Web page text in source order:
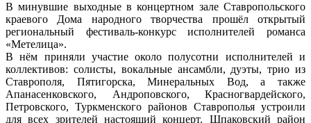
В минувшие выходные в концертном зале Ставропольского
краевого Дома народного творчества прошёл открытый
региональный фестиваль-конкурс исполнителей романса
«Метелица».
В нём приняли участие около полусотни исполнителей и
коллективов: солисты, вокальные ансамбли, дуэты, трио из
Ставрополя, Пятигорска, Минеральных Вод, а также
Апанасенковского, Андроповского, Красногвардейского,
Петровского, Туркменского районов Ставрополья устроили
для всех зрителей настоящий концерт. Шпаковский район